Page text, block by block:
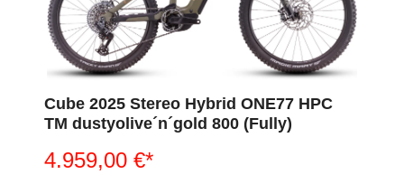
Cube 2025 Stereo Hybrid ONE77 HPC
TM dustyolive´n´gold 800 (Fully)
4.959,00 €*